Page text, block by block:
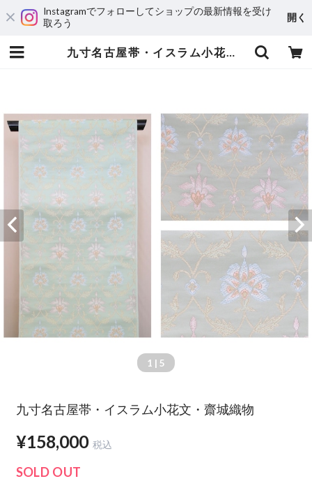
Instagramでフォローしてショップの最新情報を受け
取ろう
開く
九寸名古屋帯・イスラム小花文・齋城織物 | うちだのきもの
1 | 5
九寸名古屋帯・イスラム小花文・齋城織物
¥158,000 税込
SOLD OUT